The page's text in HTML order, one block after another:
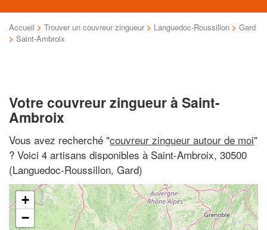
Accueil > Trouver un couvreur zingueur > Languedoc-Roussillon > Gard
> Saint-Ambroix
Votre couvreur zingueur à Saint-
Ambroix
Vous avez recherché "couvreur zingueur autour de moi"
? Voici 4 artisans disponibles à Saint-Ambroix, 30500
(Languedoc-Roussillon, Gard)
+
−